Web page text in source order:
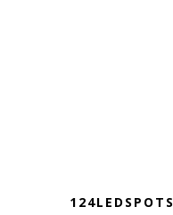
124LEDSPOTS